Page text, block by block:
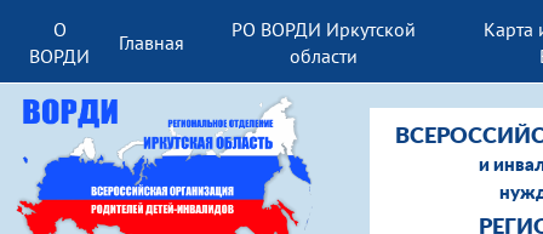
О
ВОРДИ
Главная
РО ВОРДИ Иркутской
области
Карта
и